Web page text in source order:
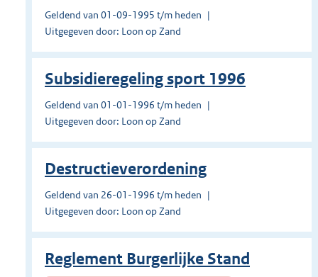
Geldend van 01-09-1995 t/m heden
Uitgegeven door: Loon op Zand
Subsidieregeling sport 1996
Geldend van 01-01-1996 t/m heden
Uitgegeven door: Loon op Zand
Destructieverordening
Geldend van 26-01-1996 t/m heden
Uitgegeven door: Loon op Zand
Reglement Burgerlijke Stand